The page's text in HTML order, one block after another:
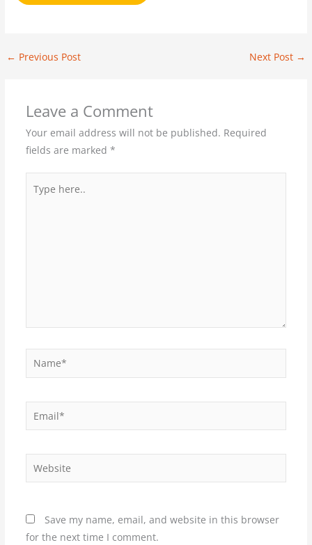
← Previous Post Next Post →
Leave a Comment
Your email address will not be published. Required
fields are marked *
here..
Name*
Email*
Website
Save my name, email, and website in this browser
for the next time I comment.